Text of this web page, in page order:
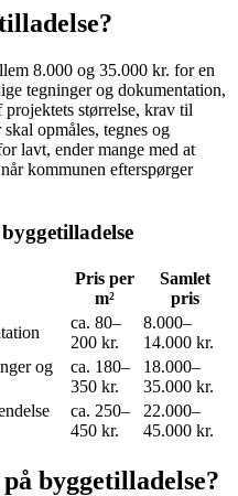
8.000 og 35.000 kr. for en
tegninger og dokumentation,
størrelse, krav til
opmåles, tegnes og
lavt, ender mange med at
kommunen efterspørger
Pris per
m²
Samlet
pris
ca. 80–
200 kr.
8.000–
14.000 kr.
og
ca. 180–
350 kr.
18.000–
35.000 kr.
ca. 250–
450 kr.
22.000–
45.000 kr.
byggetilladelse?